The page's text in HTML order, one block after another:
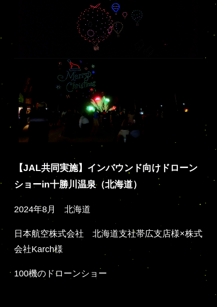
【JAL共同実施】インバウンド向けドローン
ショーin十勝川温泉（北海道）
2024年8月 北海道
日本航空株式会社 北海道支社帯広支店様×株式
会社Karch様
100機のドローンショー